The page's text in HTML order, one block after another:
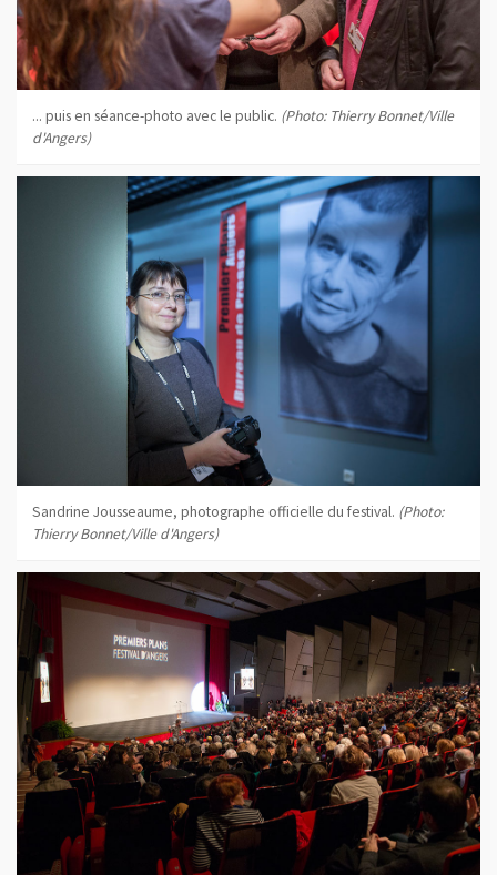
... puis en séance-photo avec le public. (Photo: Thierry Bonnet/Ville
d'Angers)
Sandrine Jousseaume, photographe officielle du festival. (Photo:
Thierry Bonnet/Ville d'Angers)